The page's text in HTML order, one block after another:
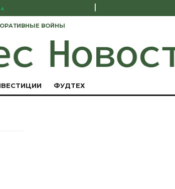
▲ |
ВОЙНЫ
ФУДТЕХ